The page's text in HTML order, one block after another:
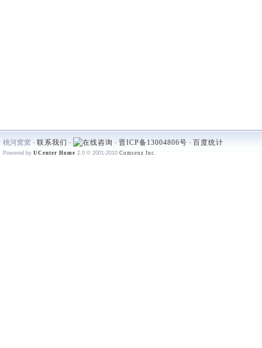
桃河窝窝 - 联系我们 - - 晋ICP备13004806号 - 百度统计
Powered by UCenter Home 2.0 © 2001-2010 Comsenz Inc.